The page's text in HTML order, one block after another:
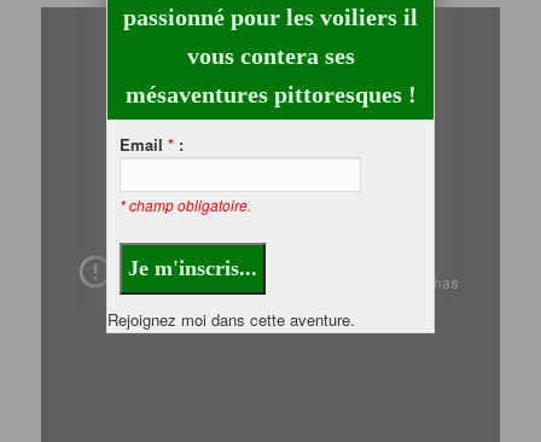
passionné pour les voiliers il
vous contera ses
mésaventures pittoresques !
Email * :
* champ obligatoire.
Rejoignez moi dans cette aventure.